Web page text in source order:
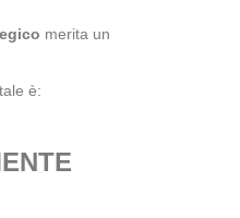
merita un
è: